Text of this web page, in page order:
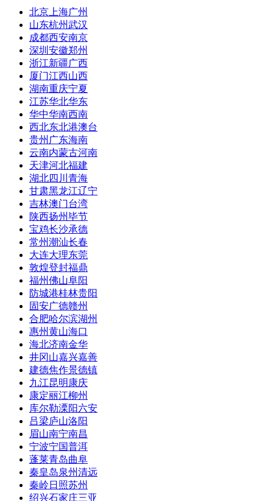
北京 上海广州
山东杭州武汉
成都西安南京
深圳 安徽郑州
浙江新疆广西
厦门江西山西
湖南重庆宁夏
江苏华北华东
华中华南西南
西北东北港澳台
贵州 广东海南
云南内蒙古河南
天津河北福建
湖北四川 青海
甘肃黑龙江辽宁
吉林澳门台湾
陕西扬州毕节
宝鸡长沙承德
常州潮汕长春
大连大理东莞
敦煌登封福鼎
福州佛山阜阳
防城港桂林贵阳
固安广德赣州
合肥哈尔滨湖州
惠州黄山海口
海北济南金华
井冈山嘉兴嘉善
建德焦作景德镇
九江昆明 康庆
康定丽江柳州
库尔勒溧阳六安
吕梁庐山洛阳
眉山南宁南昌
宁波宁国普洱
蓬莱青岛曲阜
秦皇岛泉州清远
秦岭日照苏州
绍兴石家庄三亚